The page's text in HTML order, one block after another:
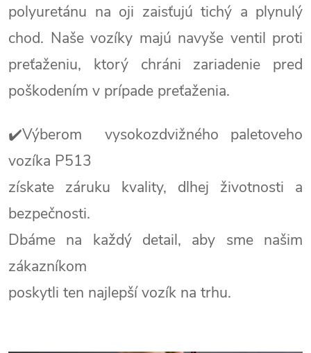
polyuretánu na oji zaisťujú tichý a plynulý
chod. Naše vozíky majú navyše ventil proti
preťaženiu, ktorý chráni zariadenie pred
poškodením v prípade preťaženia.
✔️Výberom vysokozdvižného paletoveho
vozíka P513
získate záruku kvality, dlhej životnosti a
bezpečnosti.
Dbáme na každý detail, aby sme našim
zákazníkom
poskytli ten najlepší vozík na trhu.